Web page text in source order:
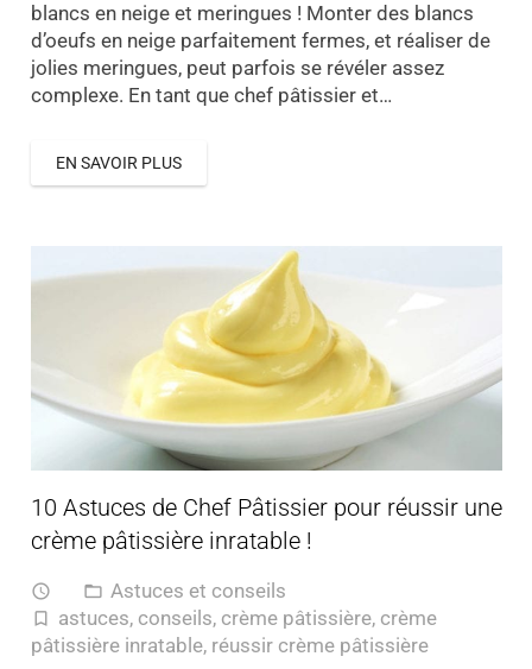
blancs en neige et meringues ! Monter des blancs
d’oeufs en neige parfaitement fermes, et réaliser de
jolies meringues, peut parfois se révéler assez
complexe. En tant que chef pâtissier et…
EN SAVOIR PLUS
10 Astuces de Chef Pâtissier pour réussir une
crème pâtissière inratable !
access_time folder_open Astuces et conseils
turned_in_not astuces, conseils, crème pâtissière, crème
pâtissière inratable, réussir crème pâtissière